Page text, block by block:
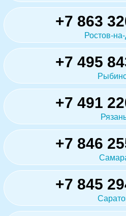
+7 863
Ростов-
+7 495
+7 491
+7 846
+7 845